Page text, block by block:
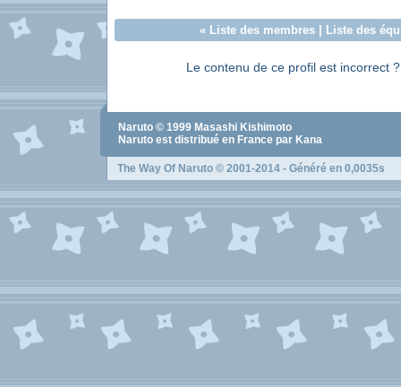
« Liste des membres| Liste des
Le contenu de ce profil est incorrect
Naruto © 1999 Masashi Kishimoto
Naruto est distribué en France par Kana
The Way Of Naruto © 2001-2014 - Généré en 0,0035s